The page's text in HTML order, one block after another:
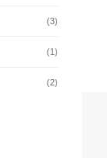
(3)
(1)
(2)